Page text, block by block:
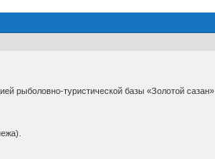
рыболовно-туристической базы «Золотой сазан»